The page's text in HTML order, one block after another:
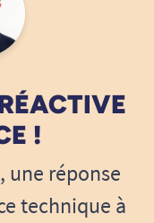
!
une réponse
technique à